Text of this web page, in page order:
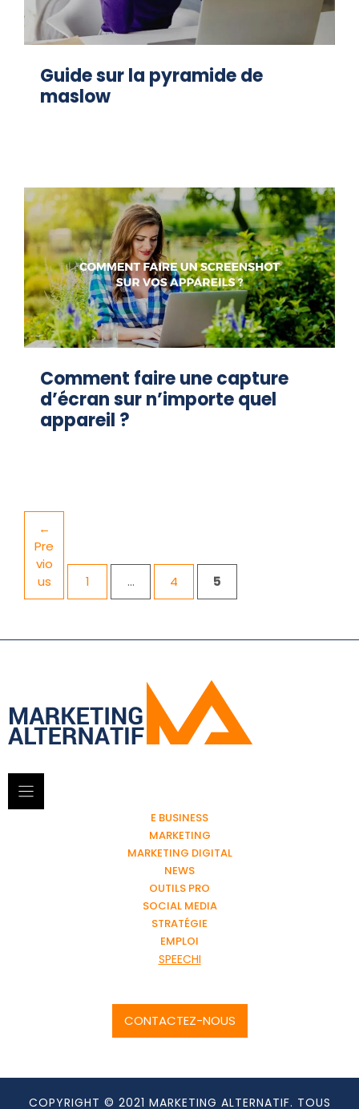
Guide sur la pyramide de
maslow
Comment faire une capture
d’écran sur n’importe quel
appareil ?
←
Pre
vio
us
Page
1 … Page
4 Page
5
E BUSINESS
MARKETING
MARKETING DIGITAL
NEWS
OUTILS PRO
SOCIAL MEDIA
STRATÉGIE
EMPLOI
SPEECHI
CONTACTEZ-NOUS
COPYRIGHT © 2021 MARKETING ALTERNATIF. TOUS